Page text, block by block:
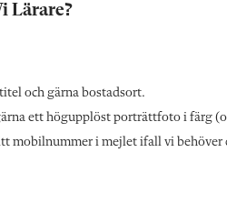
Lärare?
och gärna bostadsort.
ett högupplöst porträttfoto i färg
mobilnummer i mejlet ifall vi behöver